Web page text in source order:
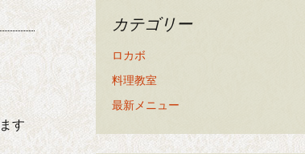
す
カテゴリー
ロカボ
料理教室
最新メニュー